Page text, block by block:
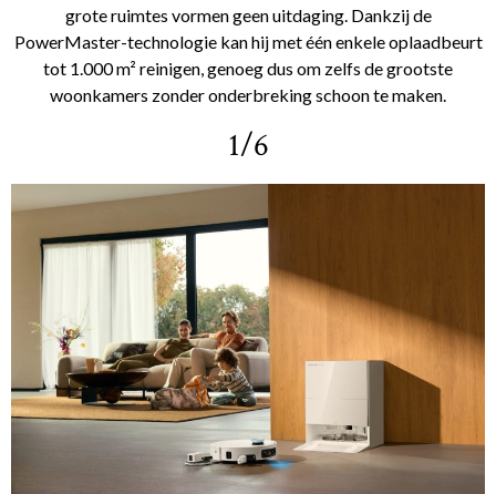
grote ruimtes vormen geen uitdaging. Dankzij de
PowerMaster-technologie kan hij met één enkele oplaadbeurt
tot 1.000 m² reinigen, genoeg dus om zelfs de grootste
woonkamers zonder onderbreking schoon te maken.
1/6